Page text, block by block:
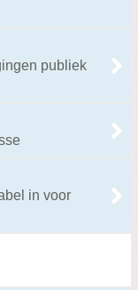
publiek
in voor